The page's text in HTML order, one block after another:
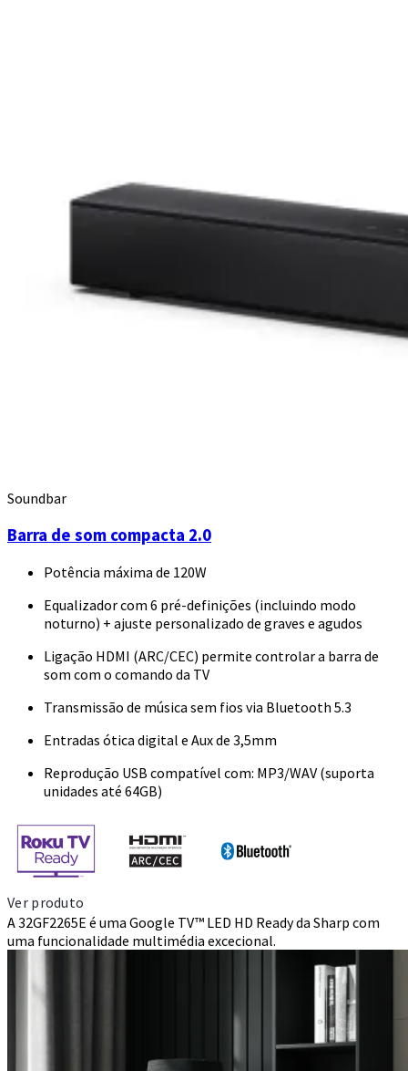
Soundbar
Barra de som compacta 2.0
Potência máxima de 120W
Equalizador com 6 pré-definições (incluindo modo
noturno) + ajuste personalizado de graves e agudos
Ligação HDMI (ARC/CEC) permite controlar a barra de
som com o comando da TV
Transmissão de música sem fios via Bluetooth 5.3
Entradas ótica digital e Aux de 3,5mm
Reprodução USB compatível com: MP3/WAV (suporta
unidades até 64GB)
Ver produto
A 32GF2265E é uma Google TV™ LED HD Ready da Sharp com
uma funcionalidade multimédia excecional.